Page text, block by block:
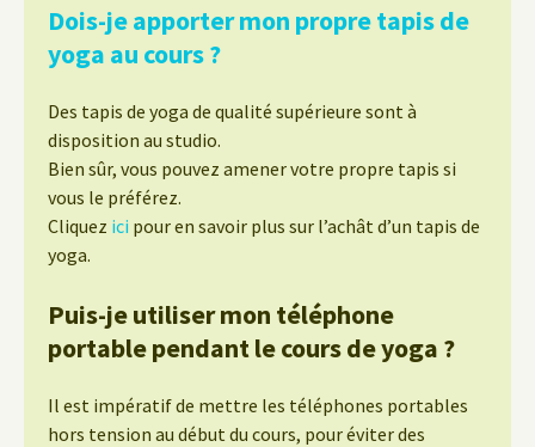
Dois-je apporter mon propre tapis de
yoga au cours ?
Des tapis de yoga de qualité supérieure sont à
disposition au studio.
Bien sûr, vous pouvez amener votre propre tapis si
vous le préférez.
Cliquez ici pour en savoir plus sur l’achât d’un tapis de
yoga.
Puis-je utiliser mon téléphone
portable pendant le cours de yoga ?
Il est impératif de mettre les téléphones portables
hors tension au début du cours, pour éviter des